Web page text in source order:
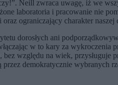
Neill zwraca uwagę, iż we
laboratoria i pracowanie nie
ograniczający charakter
dorosłych ani
w to kary za wykroczenia
względu na wiek, przysługuje
demokratycznie wybranych